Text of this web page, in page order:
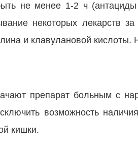
не менее 1-2 ч
некоторых лекарств
и клавулановой кислоты.
препарат больным с
возможность
кишки.